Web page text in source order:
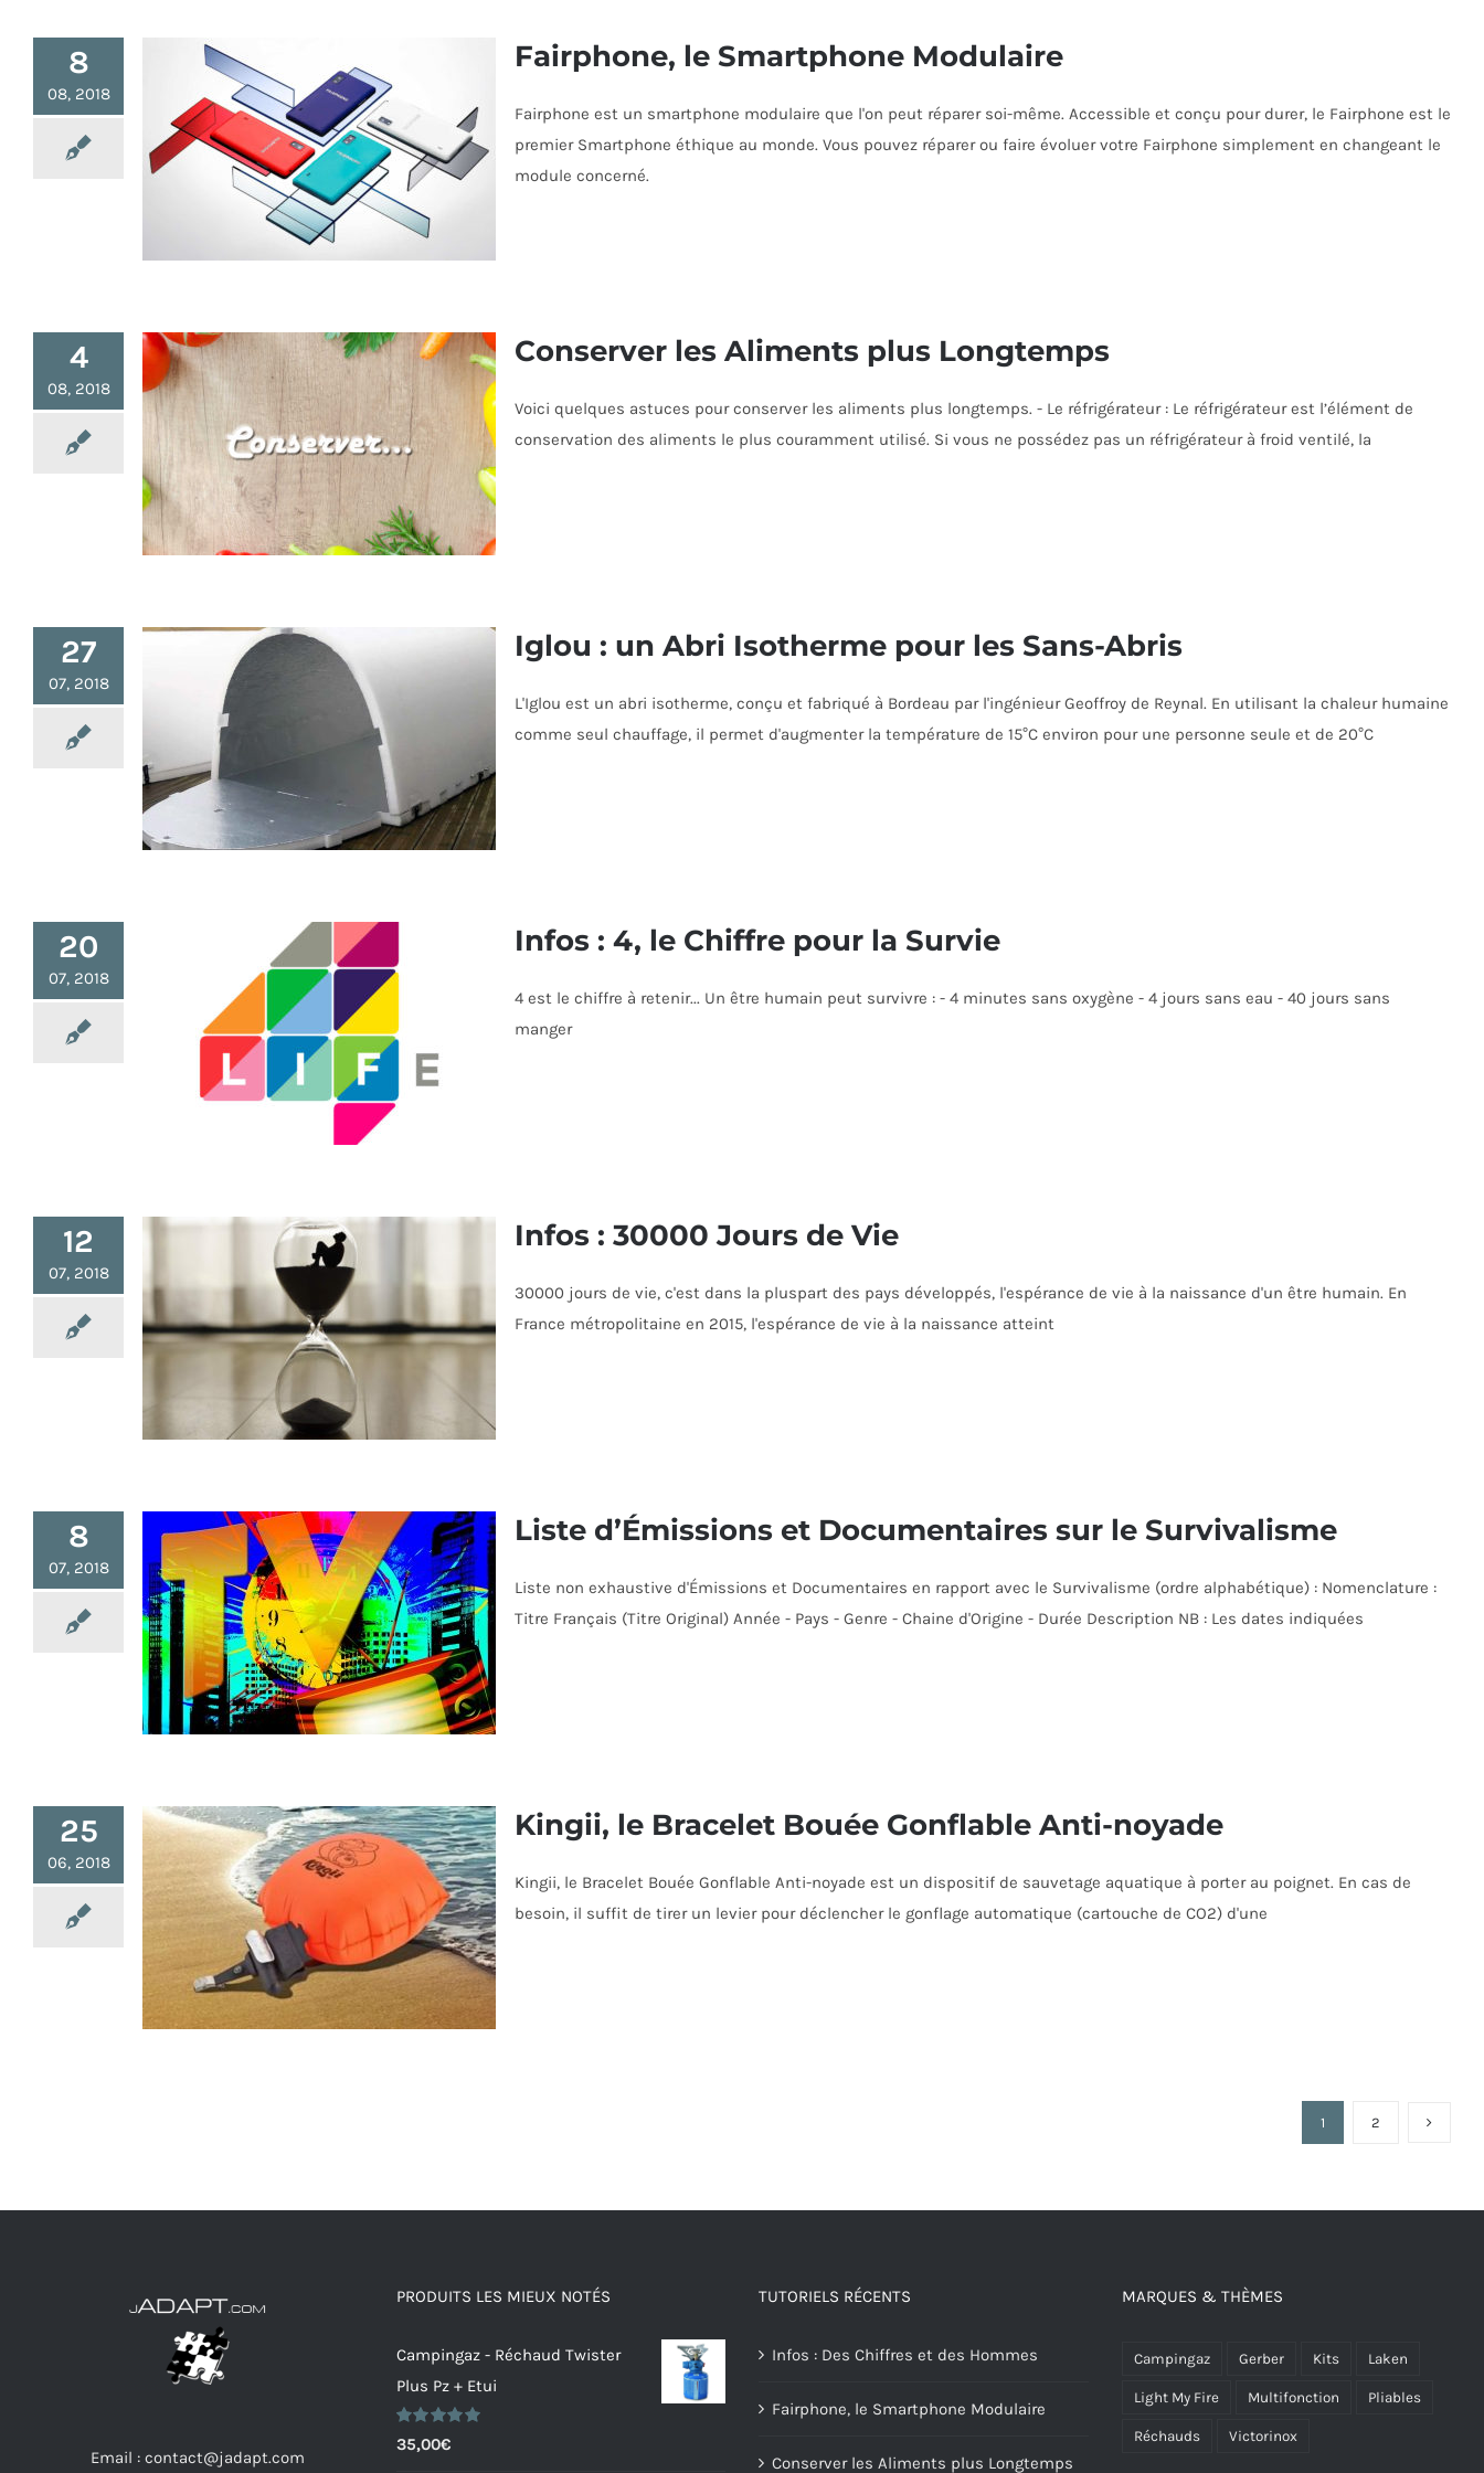
8
08, 2018
Fairphone, le Smartphone
Modulaire
Fairphone, le Smartphone Modulaire
Fairphone est un smartphone modulaire que l'on peut réparer soi-même. Accessible et conçu pour durer, le Fairphone est le
premier Smartphone éthique au monde. Vous pouvez réparer ou faire évoluer votre Fairphone simplement en changeant le
module concerné.
4
08, 2018
Conserver les Aliments plus
Longtemps
Conserver les Aliments plus Longtemps
Voici quelques astuces pour conserver les aliments plus longtemps. - Le réfrigérateur : Le réfrigérateur est l’élément de
conservation des aliments le plus couramment utilisé. Si vous ne possédez pas un réfrigérateur à froid ventilé, la
27
07, 2018
Iglou : un Abri Isotherme pour les
Sans-Abris
Iglou : un Abri Isotherme pour les Sans-Abris
L'Iglou est un abri isotherme, conçu et fabriqué à Bordeau par l'ingénieur Geoffroy de Reynal. En utilisant la chaleur humaine
comme seul chauffage, il permet d'augmenter la température de 15°C environ pour une personne seule et de 20°C
20
07, 2018
Infos : 4, le Chiffre pour la Survie
Infos : 4, le Chiffre pour la Survie
4 est le chiffre à retenir... Un être humain peut survivre : - 4 minutes sans oxygène - 4 jours sans eau - 40 jours sans
manger
12
07, 2018
Infos : 30000 Jours de Vie
Infos : 30000 Jours de Vie
30000 jours de vie, c'est dans la pluspart des pays développés, l'espérance de vie à la naissance d'un être humain. En
France métropolitaine en 2015, l'espérance de vie à la naissance atteint
8
07, 2018
Liste d’Émissions et
Documentaires sur le
Survivalisme
Liste d’Émissions et Documentaires sur le Survivalisme
Liste non exhaustive d'Émissions et Documentaires en rapport avec le Survivalisme (ordre alphabétique) : Nomenclature :
Titre Français (Titre Original) Année - Pays - Genre - Chaine d'Origine - Durée Description NB : Les dates indiquées
25
06, 2018
Kingii, le Bracelet Bouée
Gonflable Anti-noyade
Kingii, le Bracelet Bouée Gonflable Anti-noyade
Kingii, le Bracelet Bouée Gonflable Anti-noyade est un dispositif de sauvetage aquatique à porter au poignet. En cas de
besoin, il suffit de tirer un levier pour déclencher le gonflage automatique (cartouche de CO2) d'une
1 2
Email : contact@jadapt.com
PRODUITS LES MIEUX NOTÉS
Campingaz - Réchaud Twister
Plus Pz + Etui
Note5.00
sur 5
35,00€
TUTORIELS RÉCENTS
Infos : Des Chiffres et des Hommes
Fairphone, le Smartphone Modulaire
Conserver les Aliments plus Longtemps
MARQUES & THÈMES
Campingaz Gerber Kits Laken
Light My Fire Multifonction Pliables
Réchauds Victorinox